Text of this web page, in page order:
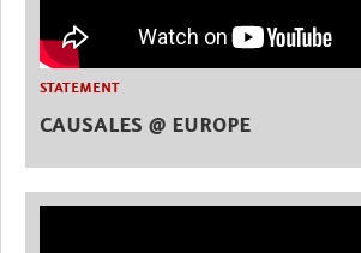
STATEMENT
CAUSALES @ EUROPE